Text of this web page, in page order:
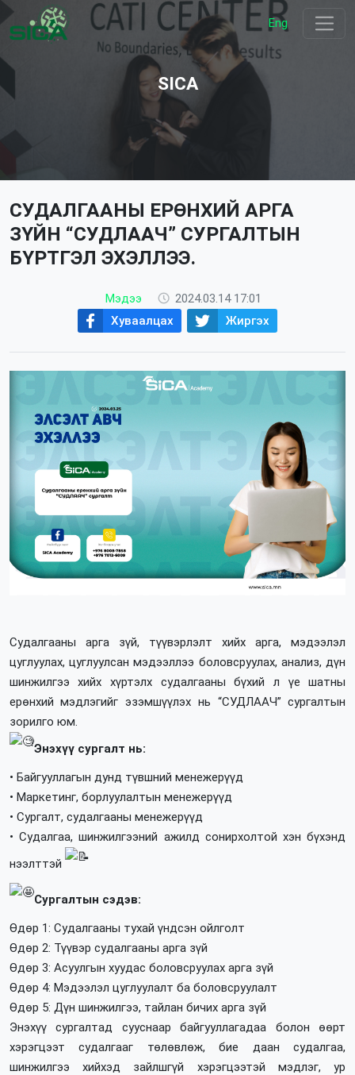
Eng
SICA
СУДАЛГААНЫ ЕРӨНХИЙ АРГА
ЗҮЙН “СУДЛААЧ” СУРГАЛТЫН
БҮРТГЭЛ ЭХЭЛЛЭЭ.
Мэдээ
2024.03.14 17:01
Хуваалцах
Жиргэх
Судалгааны арга зүй, түүвэрлэлт хийх арга, мэдээлэл
цуглуулах, цуглуулсан мэдээллээ боловсруулах, анализ, дүн
шинжилгээ хийх хүртэлх судалгааны бүхий л үе шатны
ерөнхий мэдлэгийг эзэмшүүлэх нь “СУДЛААЧ” сургалтын
зорилго юм.
Энэхүү сургалт нь:
• Байгууллагын дунд түвшний менежерүүд
• Маркетинг, борлуулалтын менежерүүд
• Сургалт, судалгааны менежерүүд
• Судалгаа, шинжилгээний ажилд сонирхолтой хэн бүхэнд
нээлттэй
Сургалтын сэдэв:
Өдөр 1: Судалгааны тухай үндсэн ойлголт
Өдөр 2: Түүвэр судалгааны арга зүй
Өдөр 3: Асуулгын хуудас боловсруулах арга зүй
Өдөр 4: Мэдээлэл цуглуулалт ба боловсруулалт
Өдөр 5: Дүн шинжилгээ, тайлан бичих арга зүй
Энэхүү сургалтад сууснаар байгууллагадаа болон өөрт
хэрэгцээт судалгааг төлөвлөж, бие даан судалгаа,
шинжилгээ хийхэд зайлшгүй хэрэгцээтэй мэдлэг, ур